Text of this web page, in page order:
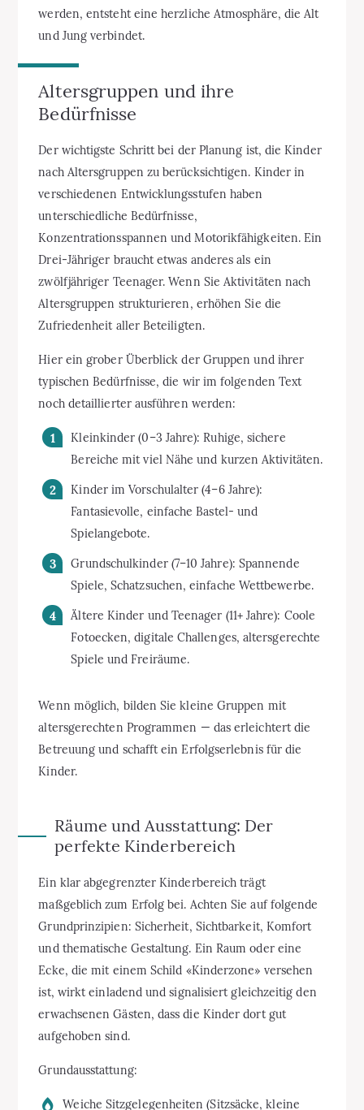
werden, entsteht eine herzliche Atmosphäre, die Alt
und Jung verbindet.
Altersgruppen und ihre
Bedürfnisse
Der wichtigste Schritt bei der Planung ist, die Kinder
nach Altersgruppen zu berücksichtigen. Kinder in
verschiedenen Entwicklungsstufen haben
unterschiedliche Bedürfnisse,
Konzentrationsspannen und Motorikfähigkeiten. Ein
Drei-Jähriger braucht etwas anderes als ein
zwölfjähriger Teenager. Wenn Sie Aktivitäten nach
Altersgruppen strukturieren, erhöhen Sie die
Zufriedenheit aller Beteiligten.
Hier ein grober Überblick der Gruppen und ihrer
typischen Bedürfnisse, die wir im folgenden Text
noch detaillierter ausführen werden:
Kleinkinder (0–3 Jahre): Ruhige, sichere
Bereiche mit viel Nähe und kurzen Aktivitäten.
Kinder im Vorschulalter (4–6 Jahre):
Fantasievolle, einfache Bastel- und
Spielangebote.
Grundschulkinder (7–10 Jahre): Spannende
Spiele, Schatzsuchen, einfache Wettbewerbe.
Ältere Kinder und Teenager (11+ Jahre): Coole
Fotoecken, digitale Challenges, altersgerechte
Spiele und Freiräume.
Wenn möglich, bilden Sie kleine Gruppen mit
altersgerechten Programmen — das erleichtert die
Betreuung und schafft ein Erfolgserlebnis für die
Kinder.
Räume und Ausstattung: Der
perfekte Kinderbereich
Ein klar abgegrenzter Kinderbereich trägt
maßgeblich zum Erfolg bei. Achten Sie auf folgende
Grundprinzipien: Sicherheit, Sichtbarkeit, Komfort
und thematische Gestaltung. Ein Raum oder eine
Ecke, die mit einem Schild «Kinderzone» versehen
ist, wirkt einladend und signalisiert gleichzeitig den
erwachsenen Gästen, dass die Kinder dort gut
aufgehoben sind.
Grundausstattung:
Weiche Sitzgelegenheiten (Sitzsäcke, kleine